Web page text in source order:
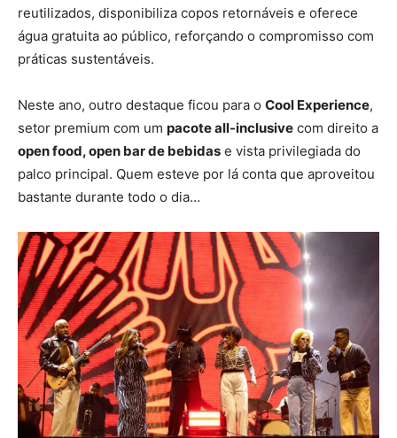
reutilizados, disponibiliza copos retornáveis e oferece
água gratuita ao público, reforçando o compromisso com
práticas sustentáveis.
Neste ano, outro destaque ficou para o Cool Experience,
setor premium com um pacote all-inclusive com direito a
open food, open bar de bebidas e vista privilegiada do
palco principal. Quem esteve por lá conta que aproveitou
bastante durante todo o dia…